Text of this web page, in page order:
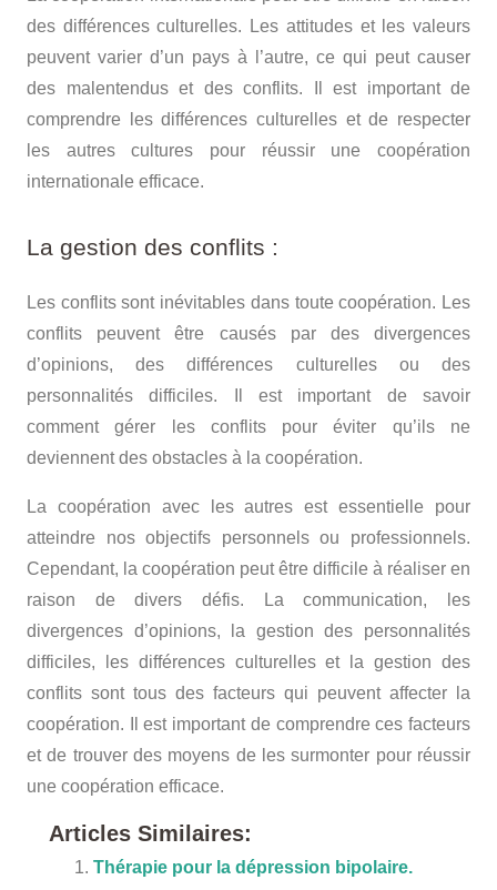
des différences culturelles. Les attitudes et les valeurs
peuvent varier d’un pays à l’autre, ce qui peut causer
des malentendus et des conflits. Il est important de
comprendre les différences culturelles et de respecter
les autres cultures pour réussir une coopération
internationale efficace.
La gestion des conflits :
Les conflits sont inévitables dans toute coopération. Les
conflits peuvent être causés par des divergences
d’opinions, des différences culturelles ou des
personnalités difficiles. Il est important de savoir
comment gérer les conflits pour éviter qu’ils ne
deviennent des obstacles à la coopération.
La coopération avec les autres est essentielle pour
atteindre nos objectifs personnels ou professionnels.
Cependant, la coopération peut être difficile à réaliser en
raison de divers défis. La communication, les
divergences d’opinions, la gestion des personnalités
difficiles, les différences culturelles et la gestion des
conflits sont tous des facteurs qui peuvent affecter la
coopération. Il est important de comprendre ces facteurs
et de trouver des moyens de les surmonter pour réussir
une coopération efficace.
Articles Similaires:
Thérapie pour la dépression bipolaire.